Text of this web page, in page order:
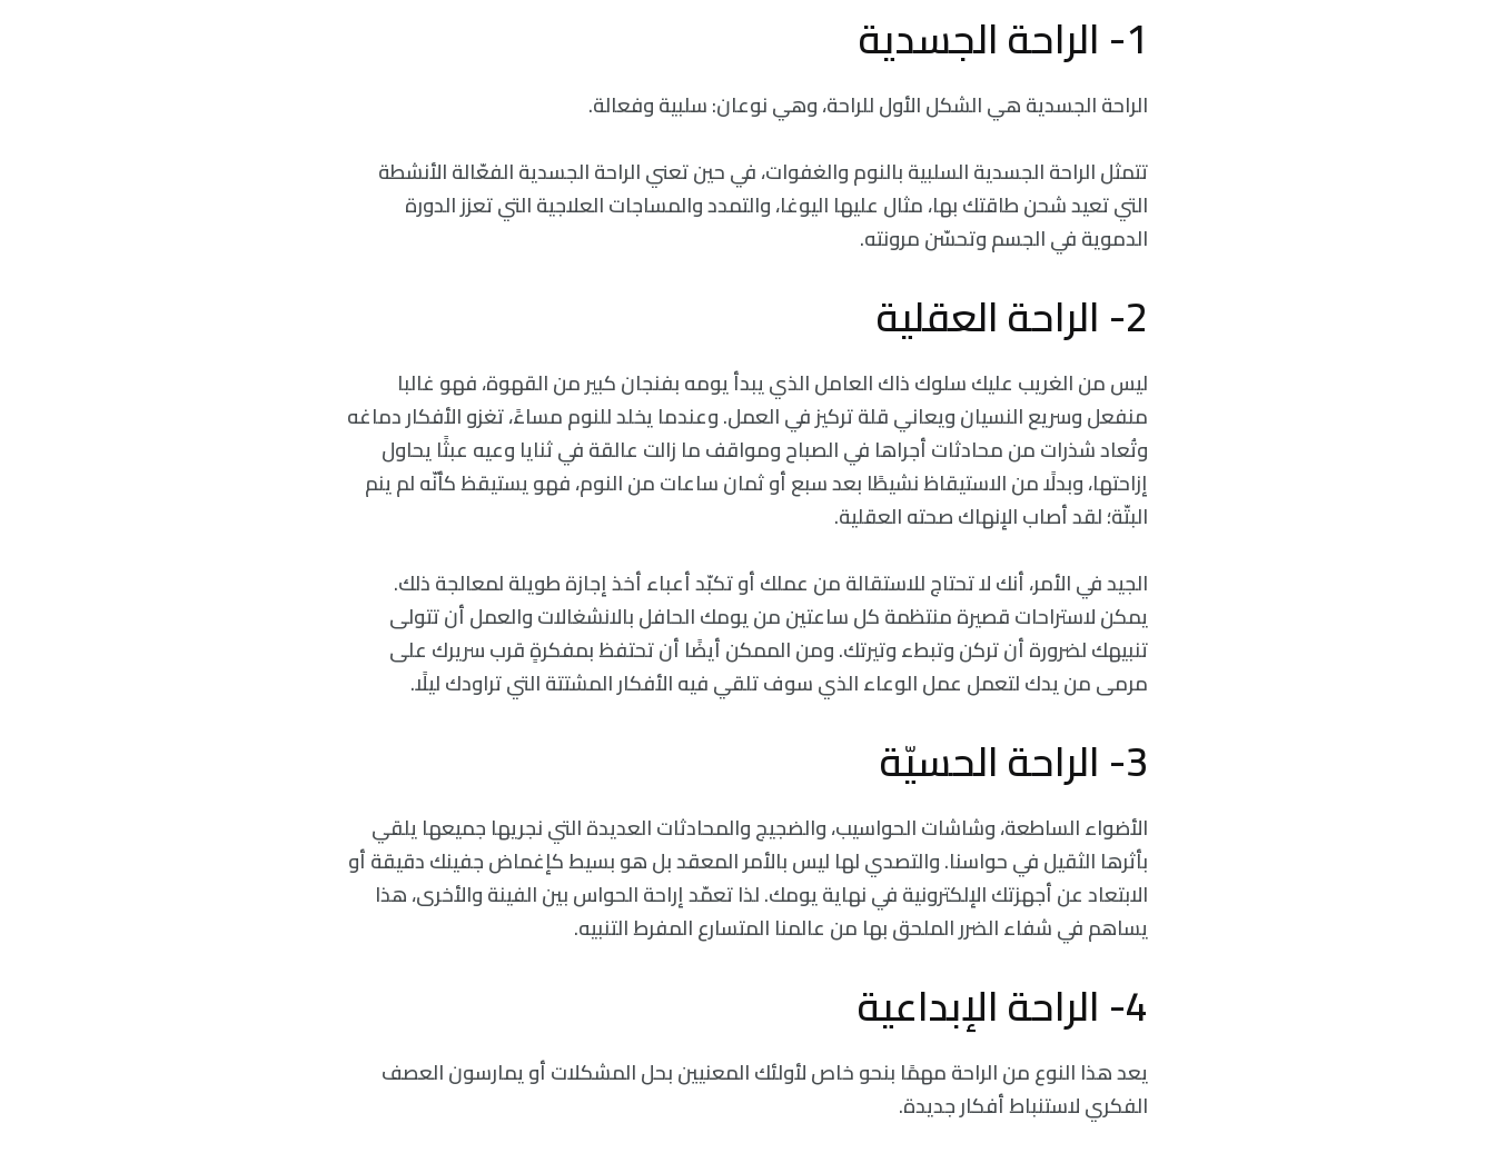
1- الراحة الجسدية
الراحة الجسدية هي الشكل الأول للراحة، وهي نوعان: سلبية وفعالة.
تتمثل الراحة الجسدية السلبية بالنوم والغفوات، في حين تعني الراحة الجسدية الفعّالة الأنشطة
التي تعيد شحن طاقتك بها، مثال عليها اليوغا، والتمدد والمساجات العلاجية التي تعزز الدورة
الدموية في الجسم وتحسّن مرونته.
2- الراحة العقلية
ليس من الغريب عليك سلوك ذاك العامل الذي يبدأ يومه بفنجان كبير من القهوة، فهو غالبا
منفعل وسريع النسيان ويعاني قلة تركيز في العمل. وعندما يخلد للنوم مساءً، تغزو الأفكار دماغه
وتُعاد شذرات من محادثات أجراها في الصباح ومواقف ما زالت عالقة في ثنايا وعيه عبثًا يحاول
إزاحتها، وبدلًا من الاستيقاظ نشيطًا بعد سبع أو ثمان ساعات من النوم، فهو يستيقظ كأنّه لم ينم
البتّة؛ لقد أصاب الإنهاك صحته العقلية.
الجيد في الأمر، أنك لا تحتاج للاستقالة من عملك أو تكبّد أعباء أخذ إجازة طويلة لمعالجة ذلك.
يمكن لاستراحات قصيرة منتظمة كل ساعتين من يومك الحافل بالانشغالات والعمل أن تتولی
تنبيهك لضرورة أن تركن وتبطء وتيرتك. ومن الممكن أيضًا أن تحتفظ بمفكرةٍ قرب سريرك علی
مرمی من يدك لتعمل عمل الوعاء الذي سوف تلقي فيه الأفكار المشتتة التي تراودك ليلًا.
3- الراحة الحسيّة
الأضواء الساطعة، وشاشات الحواسيب، والضجيج والمحادثات العديدة التي نجريها جميعها يلقي
بأثرها الثقيل في حواسنا. والتصدي لها ليس بالأمر المعقد بل هو بسيط كإغماض جفينك دقيقة أو
الابتعاد عن أجهزتك الإلكترونية في نهاية يومك. لذا تعمّد إراحة الحواس بين الفينة والأخری، هذا
يساهم في شفاء الضرر الملحق بها من عالمنا المتسارع المفرط التنبيه.
4- الراحة الإبداعية
يعد هذا النوع من الراحة مهمًا بنحو خاص لأولئك المعنيين بحل المشكلات أو يمارسون العصف
الفكري لاستنباط أفكار جديدة.